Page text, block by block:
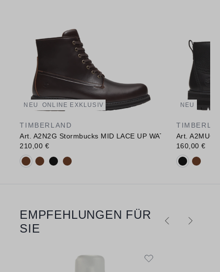
NEU ONLINE EXKLUSIV
TIMBERLAND
Art. A2N2G Stormbucks MID LACE UP WATERPROOF
210,00 €
Verfügbare Farbvarianten:
NEU
Art. A2MUQ
160,00 €
Verfügbare
Produktgalerie überspringen
EMPFEHLUNGEN FÜR
SIE